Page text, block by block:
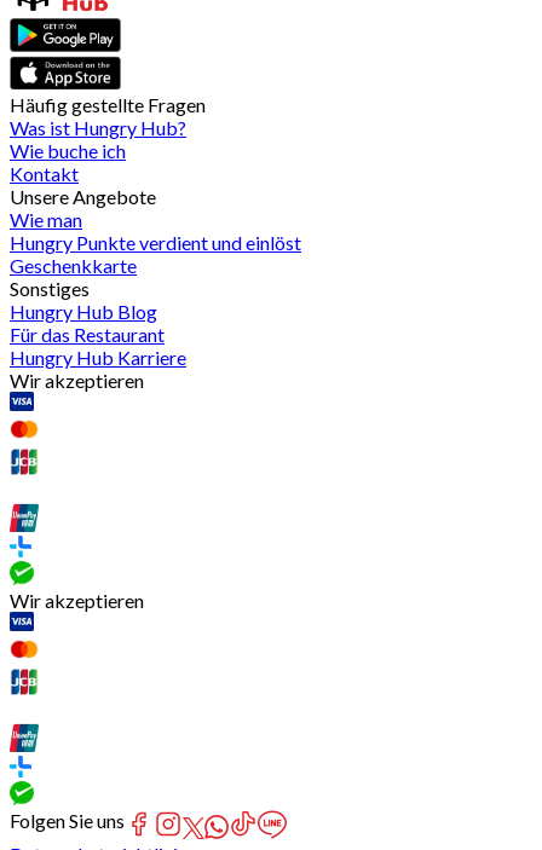
Häufig gestellte Fragen
Was ist Hungry Hub?
Wie buche ich
Kontakt
Unsere Angebote
Wie man
Hungry Punkte verdient und einlöst
Geschenkkarte
Sonstiges
Hungry Hub Blog
Für das Restaurant
Hungry Hub Karriere
Wir akzeptieren
Wir akzeptieren
Folgen Sie uns